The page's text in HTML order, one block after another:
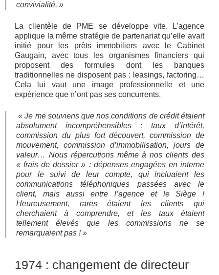
convivialité. »
La clientèle de PME se développe vite. L’agence
applique la même stratégie de partenariat qu’elle avait
initié pour les prêts immobiliers avec le Cabinet
Gaugain, avec tous les organismes financiers qui
proposent des formules dont les banques
traditionnelles ne disposent pas : leasings, factoring…
Cela lui vaut une image professionnelle et une
expérience que n’ont pas ses concurrents.
« Je me souviens que nos conditions de crédit étaient
absolument incompréhensibles : taux d’intérêt,
commission du plus fort découvert, commission de
mouvement, commission d’immobilisation, jours de
valeur… Nous répercutions même à nos clients des
« frais de dossier » : dépenses engagées en interne
pour le suivi de leur compte, qui incluaient les
communications téléphoniques passées avec le
client, mais aussi entre l’agence et le Siège !
Heureusement, rares étaient les clients qui
cherchaient à comprendre, et les taux étaient
tellement élevés que les commissions ne se
remarquaient pas ! »
1974 : changement de directeur